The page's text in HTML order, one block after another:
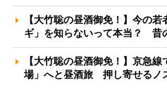
【大竹聡の昼酒御免！】今の
ギ」を知らないって本当？ 昔
【大竹聡の昼酒御免！】京急
場」へと昼酒旅 押し寄せるノ